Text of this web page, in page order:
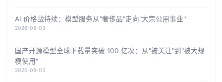
AI 价格战持续：模型服务从"奢侈品"走向"大宗公用事业"
2026-08-03
国产开源模型全球下载量突破 100 亿次：从"被关注"到"被大规
模使用"
2026-08-03